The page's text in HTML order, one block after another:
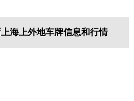
上海上外地车牌信息和行情